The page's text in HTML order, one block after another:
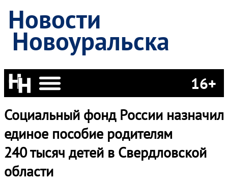
Новости
Новоуральска
16+
Социальный фонд России назначил
единое пособие родителям
240 тысяч детей в Свердловской
области